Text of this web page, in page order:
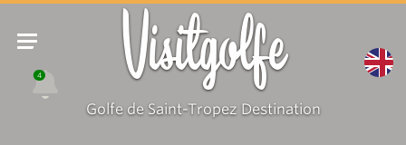
4 Visitgolfe
Golfe de Saint-Tropez Destination